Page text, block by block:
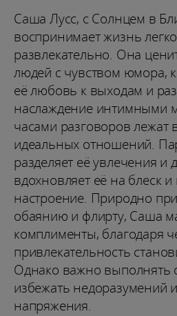
Саша Лусс, с Солнцем в
воспринимает жизнь
развлекательно. Она
людей с чувством юмора,
её любовь к выходам и
наслаждение интимными
часами разговоров лежат
идеальных отношений.
разделяет её увлечения и
вдохновляет её на блеск
настроение. Природно
обаянию и флирту, Саша
комплименты, благодаря
привлекательность
Однако важно выполнять
избежать недоразумений
напряжения.